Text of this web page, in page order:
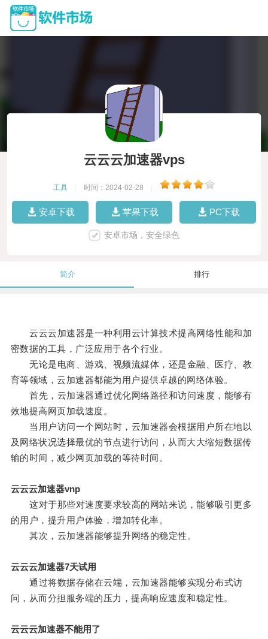
云云云加速器vps
工具 时间：2024-02-28
安卓下载 苹果下载 PC下载
安卓市场，安全绿色
简介 排行
云云云加速器是一种利用云计算技术提高网络性能和加
密数据的工具，广泛应用于各个行业。
无论是电商、游戏、视频流媒体，还是金融、医疗、教
育等领域，云加速器都能为用户提供卓越的网络体验。
首先，云加速器通过优化网络路径和访问速度，能够有
效地提高网页加载速度。
当用户访问一个网站时，云加速器会根据用户所在地以
及网络状况选择最优的节点进行访问，从而大大缩短数据传
输的时间，减少网页加载的等待时间。
云云云加速器vnp
这对于那些对速度要求较高的网站来说，能够吸引更多
的用户，提升用户体验，增加转化率。
其次，云加速器能够提升网络的稳定性。
云云云加速器7天试用
通过将数据存储在云端，云加速器能够实现分布式访
问，从而分担服务端的压力，提高响应速度和稳定性。
云云云加速器不能用了